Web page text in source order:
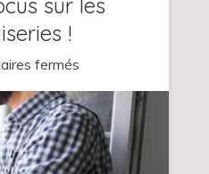
!
ferméssur
Projet
de
rénovation
ou